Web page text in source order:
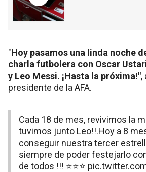
"Hoy pasamos una linda noche
charla futbolera con Oscar
y Leo Messi. ¡Hasta la próxima!",
presidente de la AFA.
Cada 18 de mes, revivimos la
tuvimos junto Leo!!.Hoy a 8
conseguir nuestra tercer
siempre de poder festejarlo
de todos !!! ⭐️⭐️⭐️